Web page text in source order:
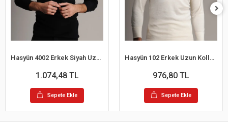
Hasyün 4002 Erkek Siyah Uzun Kollu Yün Fanila
1.074,48 TL
Sepete Ekle
Hasyün 102 Erkek Uzun Kollu Yün Fanila
976,80 TL
Sepete Ekle